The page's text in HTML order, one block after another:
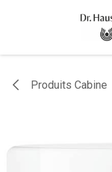
Produits Cabine